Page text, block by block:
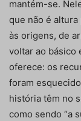
mantém-se.
que não é
às origens, de
voltar ao básico
oferece: os
foram
história têm no
como sendo “a